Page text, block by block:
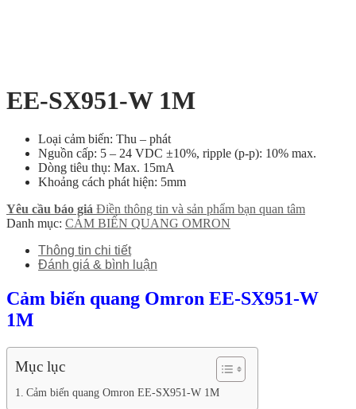
EE-SX951-W 1M
Loại cảm biến: Thu – phát
Nguồn cấp: 5 – 24 VDC ±10%, ripple (p-p): 10% max.
Dòng tiêu thụ: Max. 15mA
Khoảng cách phát hiện: 5mm
Yêu cầu báo giá Điền thông tin và sản phẩm bạn quan tâm
Danh mục: CẢM BIẾN QUANG OMRON
Thông tin chi tiết
Đánh giá & bình luận
Cảm biến quang Omron EE-SX951-W
1M
Mục lục
Cảm biến quang Omron EE-SX951-W 1M